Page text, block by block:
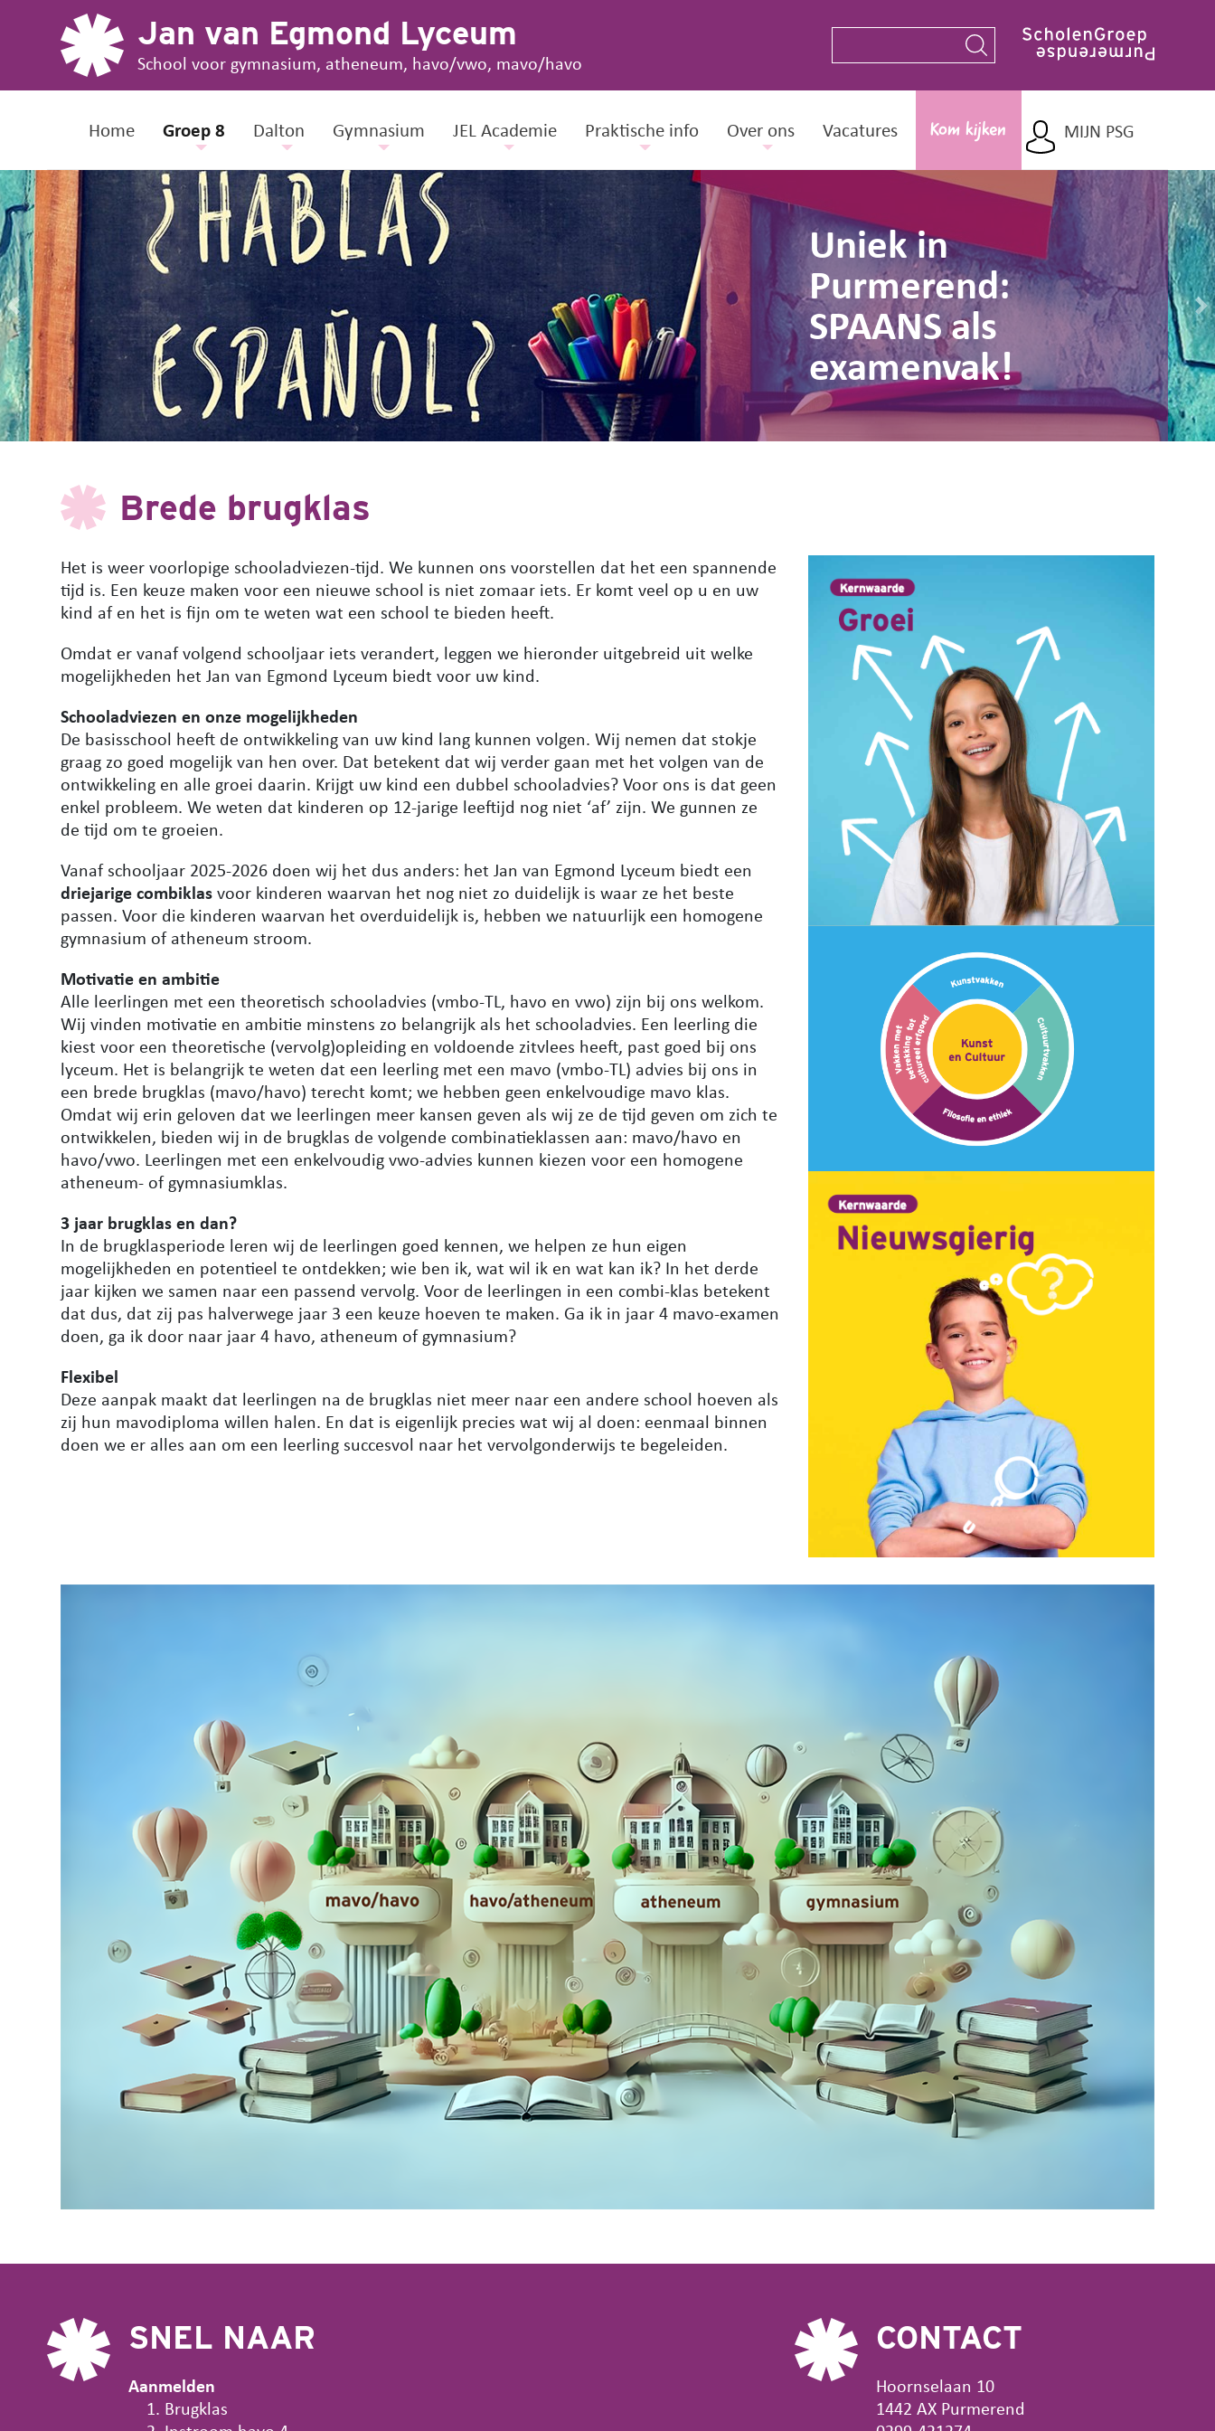
Jan van Egmond Lyceum
School voor gymnasium, atheneum, havo/vwo, mavo/havo
Home Groep 8 Dalton Gymnasium JEL Academie Praktische info Over ons Vacatures Kom kijken MIJN PSG
Uniek in
Purmerend:
SPAANS als
examenvak!
Ontdek.
Kies.
Groei.
Previous
Brede brugklas
Het is weer voorlopige schooladviezen-tijd. We kunnen ons voorstellen dat het een spannende
tijd is. Een keuze maken voor een nieuwe school is niet zomaar iets. Er komt veel op u en uw
kind af en het is fijn om te weten wat een school te bieden heeft.
Omdat er vanaf volgend schooljaar iets verandert, leggen we hieronder uitgebreid uit welke
mogelijkheden het Jan van Egmond Lyceum biedt voor uw kind.
Schooladviezen en onze mogelijkheden
De basisschool heeft de ontwikkeling van uw kind lang kunnen volgen. Wij nemen dat stokje
graag zo goed mogelijk van hen over. Dat betekent dat wij verder gaan met het volgen van de
ontwikkeling en alle groei daarin. Krijgt uw kind een dubbel schooladvies? Voor ons is dat geen
enkel probleem. We weten dat kinderen op 12-jarige leeftijd nog niet ‘af’ zijn. We gunnen ze
de tijd om te groeien.
Vanaf schooljaar 2025-2026 doen wij het dus anders: het Jan van Egmond Lyceum biedt een
driejarige combiklasvoor kinderen waarvan het nog niet zo duidelijk is waar ze het beste
passen. Voor die kinderen waarvan het overduidelijk is, hebben we natuurlijk een homogene
gymnasium of atheneum stroom.
Motivatie en ambitie
Alle leerlingen met een theoretisch schooladvies (vmbo-TL, havo en vwo) zijn bij ons welkom.
Wij vinden motivatie en ambitie minstens zo belangrijk als het schooladvies. Een leerling die
kiest voor een theoretische (vervolg)opleiding en voldoende zitvlees heeft, past goed bij ons
lyceum. Het is belangrijk te weten dat een leerling met een mavo (vmbo-TL) advies bij ons in
een brede brugklas (mavo/havo) terecht komt; we hebben geen enkelvoudige mavo klas.
Omdat wij erin geloven dat we leerlingen meer kansen geven als wij ze de tijd geven om zich te
ontwikkelen, bieden wij in de brugklas de volgende combinatieklassen aan: mavo/havo en
havo/vwo. Leerlingen met een enkelvoudig vwo-advies kunnen kiezen voor een homogene
atheneum- of gymnasiumklas.
3 jaar brugklas en dan?
In de brugklasperiode leren wij de leerlingen goed kennen, we helpen ze hun eigen
mogelijkheden en potentieel te ontdekken; wie ben ik, wat wil ik en wat kan ik? In het derde
jaar kijken we samen naar een passend vervolg. Voor de leerlingen in een combi-klas betekent
dat dus, dat zij pas halverwege jaar 3 een keuze hoeven te maken. Ga ik in jaar 4 mavo-examen
doen, ga ik door naar jaar 4 havo, atheneum of gymnasium?
Flexibel
Deze aanpak maakt dat leerlingen na de brugklas niet meer naar een andere school hoeven als
zij hun mavodiploma willen halen. En dat is eigenlijk precies wat wij al doen: eenmaal binnen
doen we er alles aan om een leerling succesvol naar het vervolgonderwijs te begeleiden.
SNEL NAAR
Aanmelden
Brugklas
CONTACT
Hoornselaan 10
1442 AX Purmerend